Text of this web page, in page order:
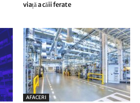
viață a căii ferate
AFACERI